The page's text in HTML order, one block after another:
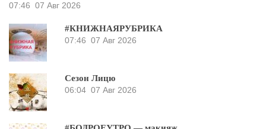
07:46 07 Авг 2026
#КНИЖНАЯРУБРИКА
07:46 07 Авг 2026
Сезон Лицю
06:04 07 Авг 2026